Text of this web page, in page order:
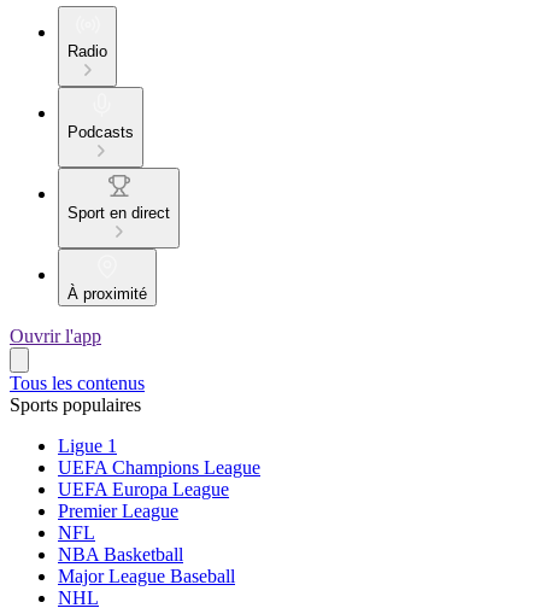
Radio
Podcasts
Sport en direct
À proximité
Ouvrir l'app
Tous les contenus
Sports populaires
Ligue 1
UEFA Champions League
UEFA Europa League
Premier League
NFL
NBA Basketball
Major League Baseball
NHL